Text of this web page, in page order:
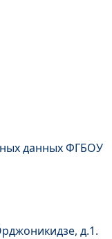
данных ФГБОУ
д.1.